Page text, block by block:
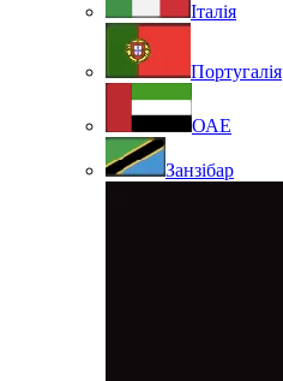
Італія
Португалія
ОАЕ
Занзібар